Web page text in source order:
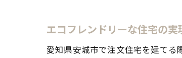
エコフレンドリーな住宅の実
愛知県安城市で注文住宅を建て